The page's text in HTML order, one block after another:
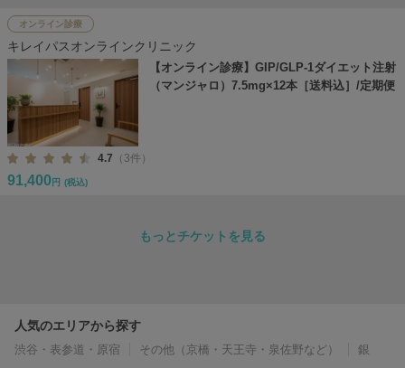
オンライン診療
キレイパスオンラインクリニック
【オンライン診療】GIP/GLP-1ダイエット注射
（マンジャロ）7.5mg×12本［送料込］/定期便
4.7 （3件）
91,400 円 (税込)
もっとチケットを見る
人気のエリアから探す
渋谷・表参道・原宿 その他（京橋・天王寺・泉佐野など）
銀